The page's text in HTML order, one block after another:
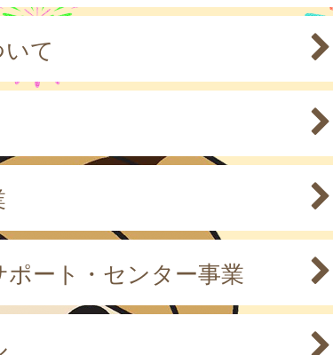
て
ート・センター事業